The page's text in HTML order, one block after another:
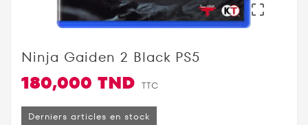

Ninja Gaiden 2 Black PS5
180,000 TND TTC
Derniers articles en stock